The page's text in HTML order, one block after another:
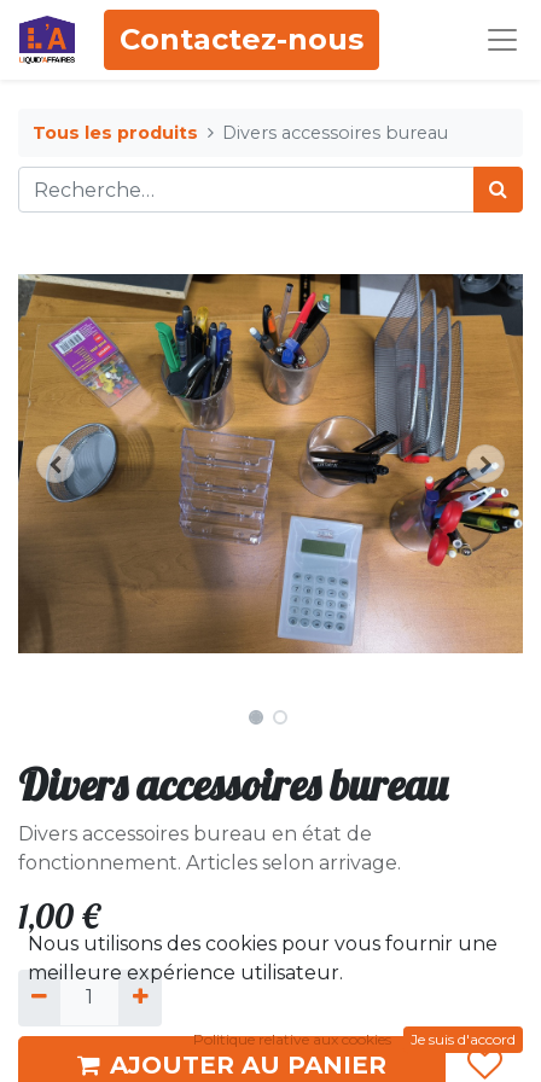
Contactez-nous
Tous les produits Divers accessoires bureau
Divers accessoires bureau
Divers accessoires bureau en état de
fonctionnement. Articles selon arrivage.
1,00 €
AJOUTER AU PANIER
Nous utilisons des cookies pour vous fournir une
meilleure expérience utilisateur.
Politique relative aux cookies Je suis d'accord